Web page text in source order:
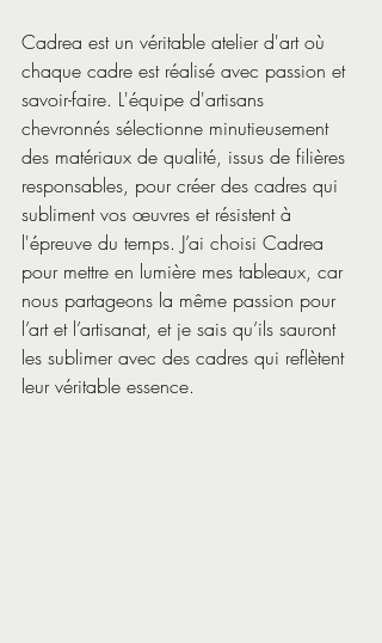
Cadrea est un véritable atelier d'art où
chaque cadre est réalisé avec passion et
savoir-faire. L'équipe d'artisans
chevronnés sélectionne minutieusement
des matériaux de qualité, issus de filières
responsables, pour créer des cadres qui
subliment vos œuvres et résistent à
l'épreuve du temps. J’ai choisi Cadrea
pour mettre en lumière mes tableaux, car
nous partageons la même passion pour
l’art et l’artisanat, et je sais qu’ils sauront
les sublimer avec des cadres qui reflètent
leur véritable essence.